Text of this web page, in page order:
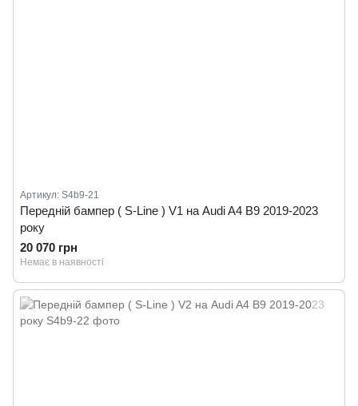
Артикул: S4b9-21
Передній бампер ( S-Line ) V1 на Audi A4 B9 2019-2023
року
20 070 грн
Немає в наявності